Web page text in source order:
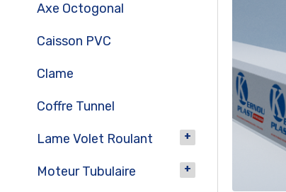
Axe Octogonal
Caisson PVC
Clame
Coffre Tunnel
Lame Volet Roulant
Moteur Tubulaire